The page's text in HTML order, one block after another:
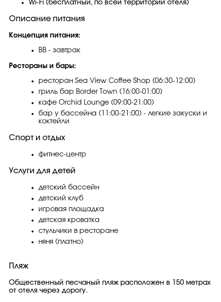
Wi-Fi (бесплатный, по всей территории отеля)
Описание питания
Концепция питания:
BB - завтрак
Рестораны и бары:
ресторан Sea View Coffee Shop (06:30-12:00)
гриль бар Border Town (16:00-01:00)
кафе Orchid Lounge (09:00-21:00)
бар у бассейна (11:00-21:00) - легкие закуски и
коктейли
Спорт и отдых
фитнес-центр
Услуги для детей
детский бассейн
детский клуб
игровая площадка
детская кроватка
стульчики в ресторане
няня (платно)
Пляж
Общественный песчаный пляж расположен в 150 метрах
от отеля через дорогу.